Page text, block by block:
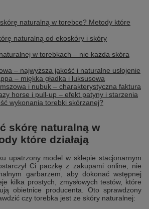
naturalną w torebce? Metody które
naturalną od ekoskóry i skóry
w torebkach – nie każda skóra
– najwyższa jakość i naturalne usłojenie
– miękka gładka i luksusowa
i nubuk – charakterystyczna faktura
horse i pull-up – efekt patyny i starzenia
wykonania torebki skórzanej?
skórę naturalną w
które działają
upatrzony model w sklepie stacjonarnym
Ci paczkę z zakupami online, nie
garbarzem, aby dokonać wstępnej
kilka prostych, zmysłowych testów, które
obietnice producenta. Oto sprawdzony
czy torebka jest ze skóry naturalnej: